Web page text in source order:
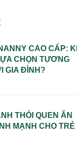
CAO CẤP:
CHỌN TƯƠNG
GIA ĐÌNH?
THÓI QUEN ĂN
MẠNH CHO TRẺ